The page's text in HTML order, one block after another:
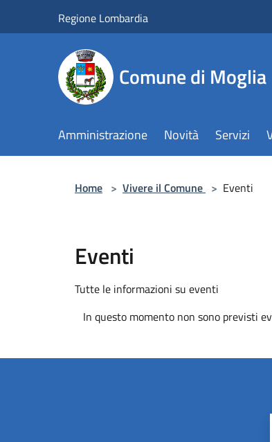
Regione Lombardia
Comune di Moglia
Amministrazione Novità Servizi
Home > Vivere il Comune > Eventi
Eventi
Tutte le informazioni su eventi
In questo momento non sono previsti